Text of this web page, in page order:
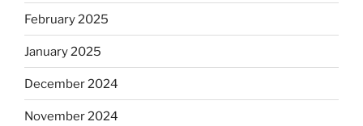
February 2025
January 2025
December 2024
November 2024